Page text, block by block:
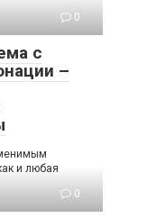
0
с
–
и любая
0